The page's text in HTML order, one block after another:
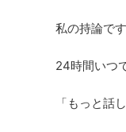
私の持論で
24時間いつ
「もっと話